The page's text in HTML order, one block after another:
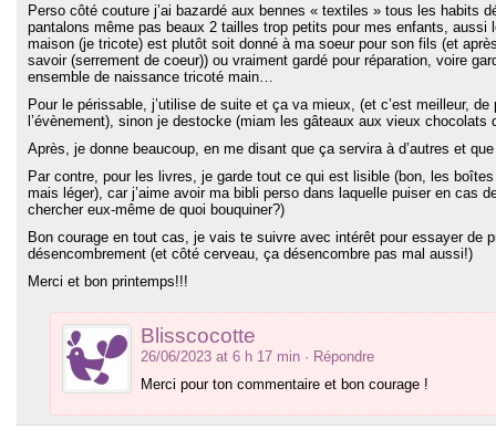
Perso côté couture j’ai bazardé aux bennes « textiles » tous les habits
pantalons même pas beaux 2 tailles trop petits pour mes enfants, aussi
maison (je tricote) est plutôt soit donné à ma soeur pour son fils (et
savoir (serrement de coeur)) ou vraiment gardé pour réparation, voire
ensemble de naissance tricoté main…
Pour le périssable, j’utilise de suite et ça va mieux, (et c’est meilleur,
l’évènement), sinon je destocke (miam les gâteaux aux vieux
Après, je donne beaucoup, en me disant que ça servira à d’autres et
Par contre, pour les livres, je garde tout ce qui est lisible (bon, les
mais léger), car j’aime avoir ma bibli perso dans laquelle puiser en cas
chercher eux-même de quoi bouquiner?)
Bon courage en tout cas, je vais te suivre avec intérêt pour essayer de
désencombrement (et côté cerveau, ça désencombre pas mal aussi!)
Merci et bon printemps!!!
Blisscocotte
26/06/2023 at 6 h 17 min · Répondre
Merci pour ton commentaire et bon courage !